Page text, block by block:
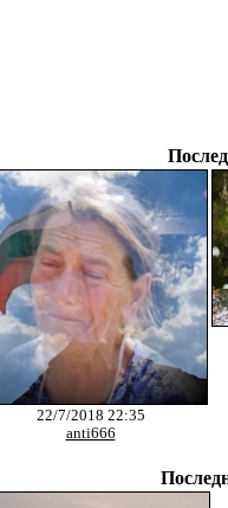
22/7/2018 22:35
anti666